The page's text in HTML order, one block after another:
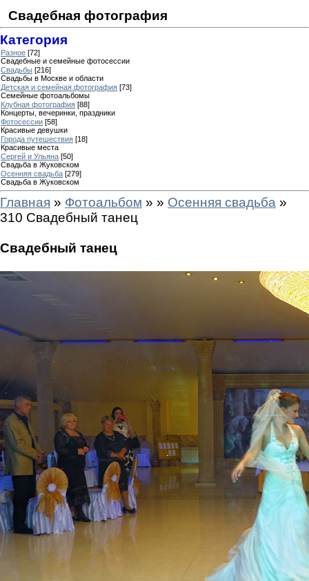
Свадебная фотография
Категория
Разное [72]
Свадебные и семейные фотосессии
Свадьбы [216]
Свадьбы в Москве и области
Детская и семейная фотография [73]
Семейные фотоальбомы
Клубная фотография [88]
Концерты, вечеринки, праздники
Фотосессии [58]
Красивые девушки
Города путешествия [18]
Красивые места
Сергей и Ульяна [50]
Свадьба в Жуковском
Осенняя свадьба [279]
Свадьба в Жуковском
Главная » Фотоальбом » » Осенняя свадьба »
310 Свадебный танец
Свадебный танец